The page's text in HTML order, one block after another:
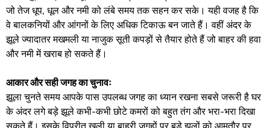
जो तेज धूप, धूल और नमी को लंबे समय तक सहन कर सके। यही वजह है कि
वे बालकनियों और आंगनों के लिए अधिक टिकाऊ बन जाते हैं। वहीं अंदर के
झूले ज्यादातर मखमली या नाजुक सूती कपड़ों से तैयार होते हैं जो बाहर की हवा
और नमी में खराब हो सकते हैं। ​
आकार और सही जगह का चुनावः ​
झूला चुनते समय आपके पास उपलब्ध जगह का ध्यान रखना सबसे जरूरी है घर
के अंदर लगे बड़े झूले कभी-कभी छोटे कमरों को बहुत तंग और भरा-भरा दिखा
सकते हैं। इसके विपरीत खुली या बाहरी जगहों पर बड़े झूलों को आमतौर पर